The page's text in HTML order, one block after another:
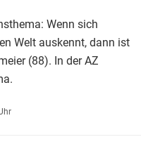
Wenn sich
Welt auskennt, dann ist
(88). In der AZ